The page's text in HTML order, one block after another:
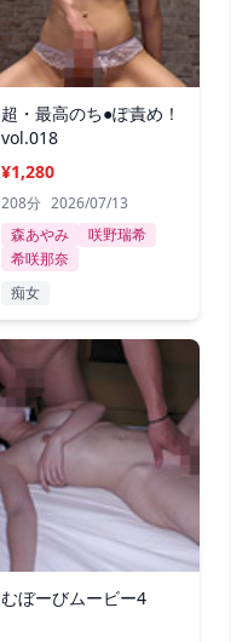
超・最高のち●ぽ責め！
vol.018
¥1,280
208分 2026/07/13
森あやみ
咲野瑞希
希咲那奈
痴女
むぼーびムービー4